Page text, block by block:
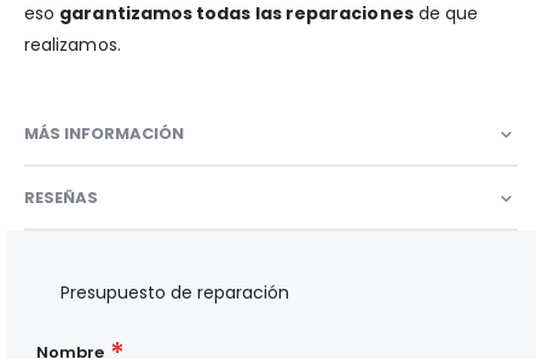
eso garantizamos todas las reparacionesde que
realizamos.
MÁS INFORMACIÓN
RESEÑAS
Presupuesto de reparación
Nombre